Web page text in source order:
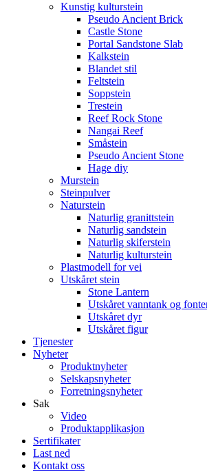
Kunstig kulturstein
Pseudo Ancient Brick
Castle Stone
Portal Sandstone Slab
Kalkstein
Blandet stil
Feltstein
Soppstein
Trestein
Reef Rock Stone
Nangai Reef
Småstein
Pseudo Ancient Stone
Hage diy
Murstein
Steinpulver
Naturstein
Naturlig granittstein
Naturlig sandstein
Naturlig skiferstein
Naturlig kulturstein
Plastmodell for vei
Utskåret stein
Stone Lantern
Utskåret vanntank og
Utskåret dyr
Utskåret figur
Tjenester
Nyheter
Produktnyheter
Selskapsnyheter
Forretningsnyheter
Sak
Video
Produktapplikasjon
Sertifikater
Last ned
Kontakt oss